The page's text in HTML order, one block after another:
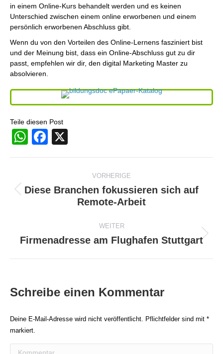
in einem Online-Kurs behandelt werden und es keinen
Unterschied zwischen einem online erworbenen und einem
persönlich erworbenen Abschluss gibt.
Wenn du von den Vorteilen des Online-Lernens fasziniert bist
und der Meinung bist, dass ein Online-Abschluss gut zu dir
passt, empfehlen wir dir, den digital Marketing Master zu
absolvieren.
Teile diesen Post
WhatsApp
Facebook
VORHERIGE
Vorheriger
Beitrag:
Diese Branchen fokussieren sich auf
Remote-Arbeit
WEITER
Nächster
Firmenadresse am Flughafen Stuttgart
Schreibe einen Kommentar
Deine E-Mail-Adresse wird nicht veröffentlicht. Pflichtfelder sind mit *
markiert.
Kommentar